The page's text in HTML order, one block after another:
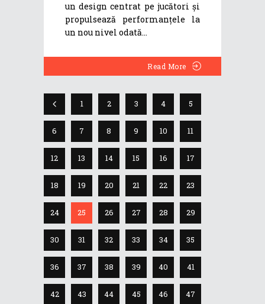
un design centrat pe jucători și
propulsează performanțele la
un nou nivel odată
Read More
1 2 3 4 5
6 7 8 9 10 11
12 13 14 15 16 17
18 19 20 21 22 23
24 25 26 27 28 29
30 31 32 33 34 35
36 37 38 39 40 41
42 43 44 45 46 47